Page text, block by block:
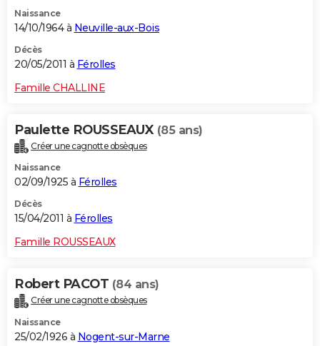
Naissance
14/10/1964 à Neuville-aux-Bois
Décès
20/05/2011 à Férolles
Famille CHALLINE
Paulette ROUSSEAUX (85 ans)
Créer une cagnotte obsèques
Naissance
02/09/1925 à Férolles
Décès
15/04/2011 à Férolles
Famille ROUSSEAUX
Robert PACOT (84 ans)
Créer une cagnotte obsèques
Naissance
25/02/1926 à Nogent-sur-Marne